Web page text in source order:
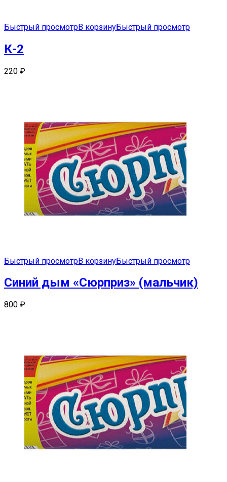
Быстрый просмотрВ корзинуБыстрый просмотр
К-2
220 ₽
Быстрый просмотрВ корзинуБыстрый просмотр
Синий дым «Сюрприз» (мальчик)
800 ₽